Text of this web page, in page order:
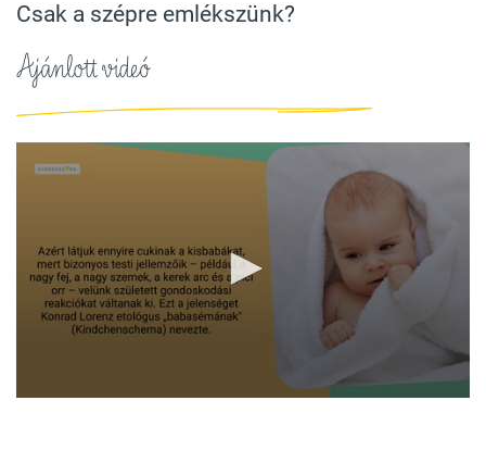
Csak a szépre emlékszünk?
Ajánlott videó